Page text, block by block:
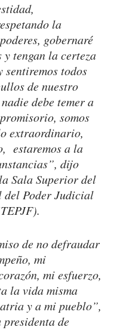
la
gobernaré
tengan la certeza
sentiremos todos
de nuestro
debe temer a
somos
extraordinario,
estaremos a la
dijo
Sala Superior del
Poder Judicial
de no defraudar
mi
mi esfuerzo,
la vida misma
y a mi pueblo”,
de